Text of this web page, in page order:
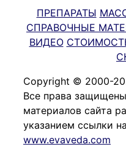
ПРЕПАРАТЫ
СПРАВОЧНЫЕ
ВИДЕО
Copyright © 2000-
Все права
материалов сайта
указанием ссылки
www.evaveda.com